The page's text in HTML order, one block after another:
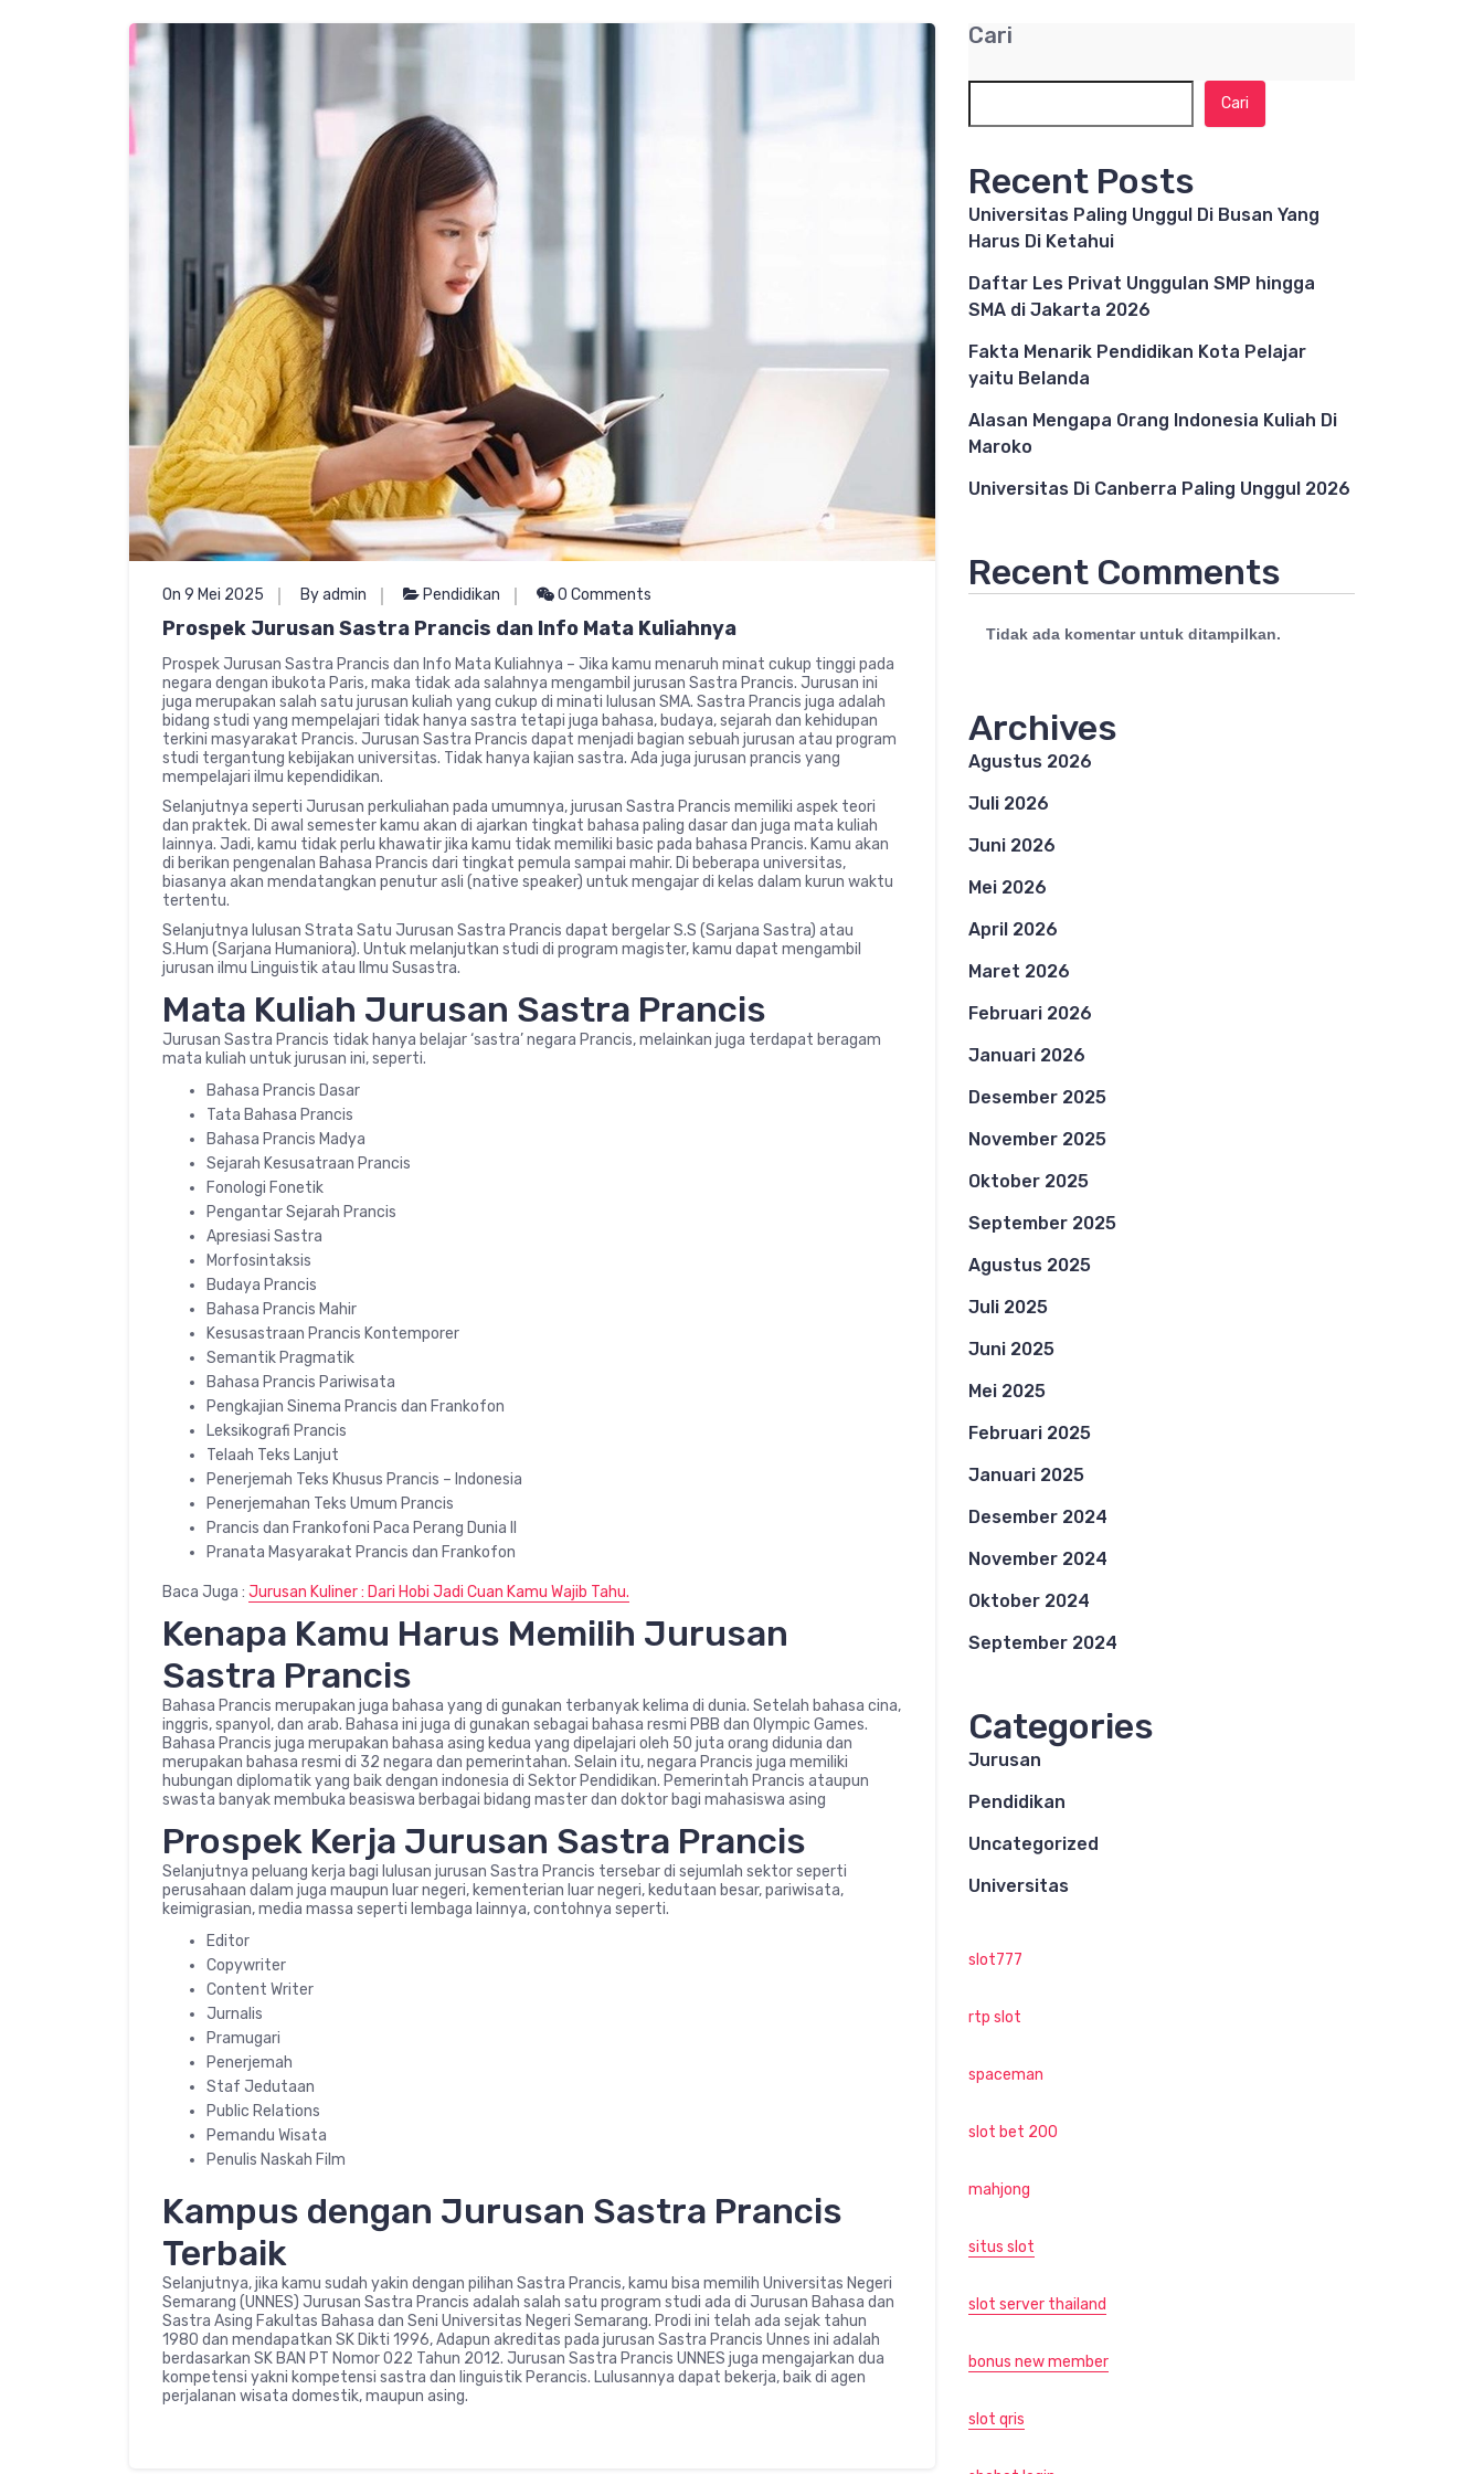
On 9 Mei 2025 By admin Pendidikan 0 Comments
Prospek Jurusan Sastra Prancis dan Info Mata Kuliahnya
Prospek Jurusan Sastra Prancis dan Info Mata Kuliahnya – Jika kamu menaruh minat cukup tinggi pada
negara dengan ibukota Paris, maka tidak ada salahnya mengambil jurusan Sastra Prancis. Jurusan ini
juga merupakan salah satu jurusan kuliah yang cukup di minati lulusan SMA. Sastra Prancis juga adalah
bidang studi yang mempelajari tidak hanya sastra tetapi juga bahasa, budaya, sejarah dan kehidupan
terkini masyarakat Prancis. Jurusan Sastra Prancis dapat menjadi bagian sebuah jurusan atau program
studi tergantung kebijakan universitas. Tidak hanya kajian sastra. Ada juga jurusan prancis yang
mempelajari ilmu kependidikan.
Selanjutnya seperti Jurusan perkuliahan pada umumnya, jurusan Sastra Prancis memiliki aspek teori
dan praktek. Di awal semester kamu akan di ajarkan tingkat bahasa paling dasar dan juga mata kuliah
lainnya. Jadi, kamu tidak perlu khawatir jika kamu tidak memiliki basic pada bahasa Prancis. Kamu akan
di berikan pengenalan Bahasa Prancis dari tingkat pemula sampai mahir. Di beberapa universitas,
biasanya akan mendatangkan penutur asli (native speaker) untuk mengajar di kelas dalam kurun waktu
tertentu.
Selanjutnya lulusan Strata Satu Jurusan Sastra Prancis dapat bergelar S.S (Sarjana Sastra) atau
S.Hum (Sarjana Humaniora). Untuk melanjutkan studi di program magister, kamu dapat mengambil
jurusan ilmu Linguistik atau Ilmu Susastra.
Mata Kuliah Jurusan Sastra Prancis
Jurusan Sastra Prancis tidak hanya belajar ‘sastra’ negara Prancis, melainkan juga terdapat beragam
mata kuliah untuk jurusan ini, seperti.
Bahasa Prancis Dasar
Tata Bahasa Prancis
Bahasa Prancis Madya
Sejarah Kesusatraan Prancis
Fonologi Fonetik
Pengantar Sejarah Prancis
Apresiasi Sastra
Morfosintaksis
Budaya Prancis
Bahasa Prancis Mahir
Kesusastraan Prancis Kontemporer
Semantik Pragmatik
Bahasa Prancis Pariwisata
Pengkajian Sinema Prancis dan Frankofon
Leksikografi Prancis
Telaah Teks Lanjut
Penerjemah Teks Khusus Prancis – Indonesia
Penerjemahan Teks Umum Prancis
Prancis dan Frankofoni Paca Perang Dunia II
Pranata Masyarakat Prancis dan Frankofon
Baca Juga : Jurusan Kuliner : Dari Hobi Jadi Cuan Kamu Wajib Tahu.
Kenapa Kamu Harus Memilih Jurusan
Sastra Prancis
Bahasa Prancis merupakan juga bahasa yang di gunakan terbanyak kelima di dunia. Setelah bahasa cina,
inggris, spanyol, dan arab. Bahasa ini juga di gunakan sebagai bahasa resmi PBB dan Olympic Games.
Bahasa Prancis juga merupakan bahasa asing kedua yang dipelajari oleh 50 juta orang didunia dan
merupakan bahasa resmi di 32 negara dan pemerintahan. Selain itu, negara Prancis juga memiliki
hubungan diplomatik yang baik dengan indonesia di Sektor Pendidikan. Pemerintah Prancis ataupun
swasta banyak membuka beasiswa berbagai bidang master dan doktor bagi mahasiswa asing
Prospek Kerja Jurusan Sastra Prancis
Selanjutnya peluang kerja bagi lulusan jurusan Sastra Prancis tersebar di sejumlah sektor seperti
perusahaan dalam juga maupun luar negeri, kementerian luar negeri, kedutaan besar, pariwisata,
keimigrasian, media massa seperti lembaga lainnya, contohnya seperti.
Editor
Copywriter
Content Writer
Jurnalis
Pramugari
Penerjemah
Staf Jedutaan
Public Relations
Pemandu Wisata
Penulis Naskah Film
Kampus dengan Jurusan Sastra Prancis
Terbaik
Selanjutnya, jika kamu sudah yakin dengan pilihan Sastra Prancis, kamu bisa memilih Universitas Negeri
Semarang (UNNES) Jurusan Sastra Prancis adalah salah satu program studi ada di Jurusan Bahasa dan
Sastra Asing Fakultas Bahasa dan Seni Universitas Negeri Semarang. Prodi ini telah ada sejak tahun
1980 dan mendapatkan SK Dikti 1996, Adapun akreditas pada jurusan Sastra Prancis Unnes ini adalah
berdasarkan SK BAN PT Nomor 022 Tahun 2012. Jurusan Sastra Prancis UNNES juga mengajarkan dua
kompetensi yakni kompetensi sastra dan linguistik Perancis. Lulusannya dapat bekerja, baik di agen
perjalanan wisata domestik, maupun asing.
Cari
Cari
Recent Posts
Universitas Paling Unggul Di Busan Yang
Harus Di Ketahui
Daftar Les Privat Unggulan SMP hingga
SMA di Jakarta 2026
Fakta Menarik Pendidikan Kota Pelajar
yaitu Belanda
Alasan Mengapa Orang Indonesia Kuliah Di
Maroko
Universitas Di Canberra Paling Unggul 2026
Recent Comments
Tidak ada komentar untuk ditampilkan.
Archives
Agustus 2026
Juli 2026
Juni 2026
Mei 2026
April 2026
Maret 2026
Februari 2026
Januari 2026
Desember 2025
November 2025
Oktober 2025
September 2025
Agustus 2025
Juli 2025
Juni 2025
Mei 2025
Februari 2025
Januari 2025
Desember 2024
November 2024
Oktober 2024
September 2024
Categories
Jurusan
Pendidikan
Uncategorized
Universitas
slot777
rtp slot
spaceman
slot bet 200
mahjong
situs slot
slot server thailand
bonus new member
slot qris